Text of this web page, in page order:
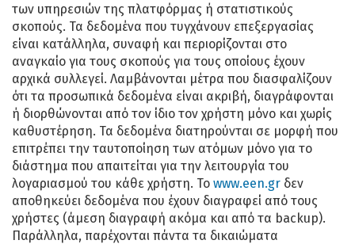
των υπηρεσιών της πλατφόρμας ή στατιστικούς
σκοπούς. Τα δεδομένα που τυγχάνουν επεξεργασίας
είναι κατάλληλα, συναφή και περιορίζονται στο
αναγκαίο για τους σκοπούς για τους οποίους έχουν
αρχικά συλλεγεί. Λαμβάνονται μέτρα που διασφαλίζουν
ότι τα προσωπικά δεδομένα είναι ακριβή, διαγράφονται
ή διορθώνονται από τον ίδιο τον χρήστη μόνο και χωρίς
καθυστέρηση. Τα δεδομένα διατηρούνται σε μορφή που
επιτρέπει την ταυτοποίηση των ατόμων μόνο για το
διάστημα που απαιτείται για την λειτουργία του
λογαριασμού του κάθε χρήστη. Το www.een.gr δεν
αποθηκεύει δεδομένα που έχουν διαγραφεί από τους
χρήστες (άμεση διαγραφή ακόμα και από τα backup).
Παράλληλα, παρέχονται πάντα τα δικαιώματα